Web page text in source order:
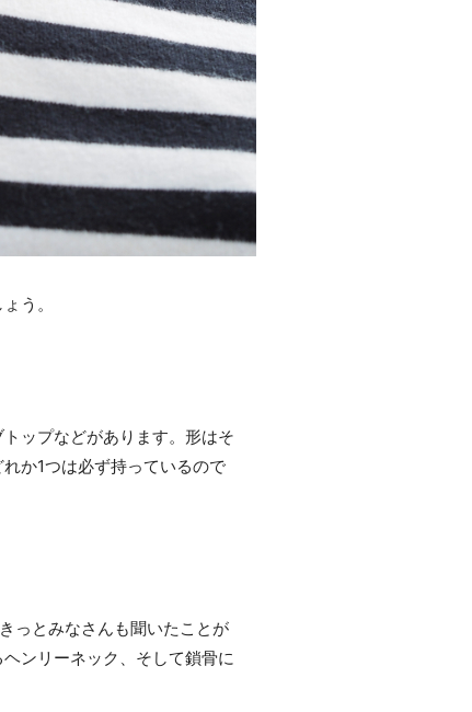
う。
ップなどがあります。形はそ
か1つは必ず持っているので
っとみなさんも聞いたことが
ンリーネック、そして鎖骨に